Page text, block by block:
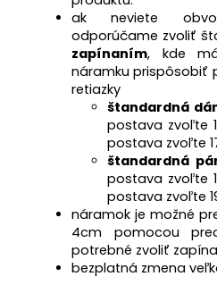
ak neviete
odporúčame zvoliť
zapínaním, kde
náramku prispôsobiť
retiazky
štandardná
postava zvoľte
postava zvoľte
štandardná
postava zvoľte
postava zvoľte
náramok je možné
4cm pomocou
potrebné zvoliť
bezplatná zmena